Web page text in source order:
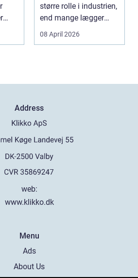
større rolle i industrien,
end mange lægger
mærke til i hverdage...
08 April 2026
Address
web:
www.klikko.dk
Menu
Ads
About Us